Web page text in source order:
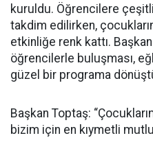
kuruldu. Öğrencilere
takdim edilirken,
etkinliğe renk kattı. Başkan
öğrencilerle buluşması,
güzel bir programa
Başkan Toptaş:
bizim için en kıymetli